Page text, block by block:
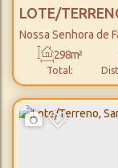
LOTE/
FÁTIMA -
Nossa Senhora de
Total:
298m²
Frente:
14m